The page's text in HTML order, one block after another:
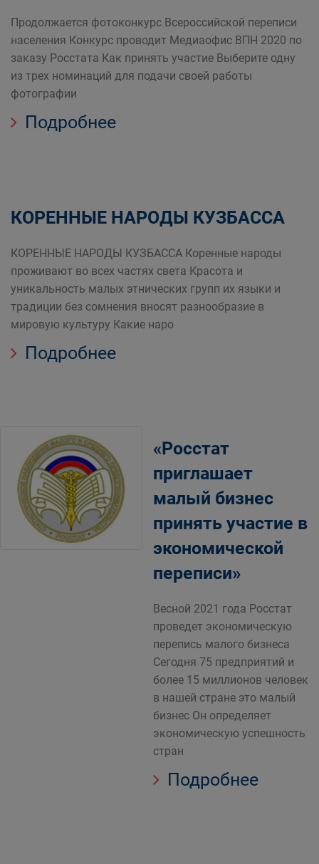
Продолжается фотоконкурс Всероссийской переписи
населения Конкурс проводит Медиаофис ВПН 2020 по
заказу Росстата Как принять участие Выберите одну
из трех номинаций для подачи своей работы
фотографии
Подробнее
КОРЕННЫЕ НАРОДЫ КУЗБАССА
КОРЕННЫЕ НАРОДЫ КУЗБАССА Коренные народы
проживают во всех частях света Красота и
уникальность малых этнических групп их языки и
традиции без сомнения вносят разнообразие в
мировую культуру Какие наро
Подробнее
«Росстат
приглашает
малый бизнес
принять участие в
экономической
переписи»
Весной 2021 года Росстат
проведет экономическую
перепись малого бизнеса
Сегодня 75 предприятий и
более 15 миллионов человек
в нашей стране это малый
бизнес Он определяет
экономическую успешность
стран
Подробнее